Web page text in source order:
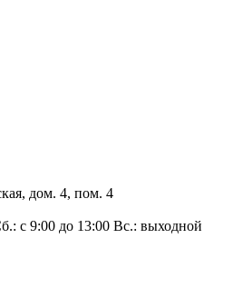
дом. 4, пом. 4
с 9:00 до 13:00 Вс.: выходной